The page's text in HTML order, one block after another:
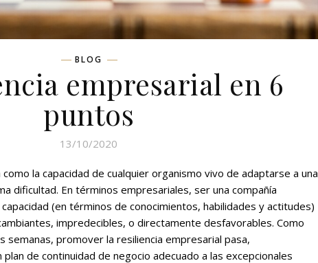
BLOG
empresarial en 6
puntos
13/10/2020
la capacidad de cualquier organismo vivo de adaptarse a una
dificultad. En términos empresariales, ser una compañía
(en términos de conocimientos, habilidades y actitudes)
impredecibles, o directamente desfavorables. Como
promover la resiliencia empresarial pasa,
de continuidad de negocio adecuado a las excepcionales